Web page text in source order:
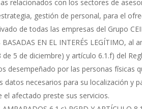
relacionados con los sectores de
gestión de personal, para el
de todas las empresas del Grupo
BASADAS EN EL INTERÉS LEGÍTIMO,
de 5 de diciembre) y artículo 6.1.f) del
desempeñado por las personas físicas
datos necesarios para su localización y
el afectado preste sus servicios.